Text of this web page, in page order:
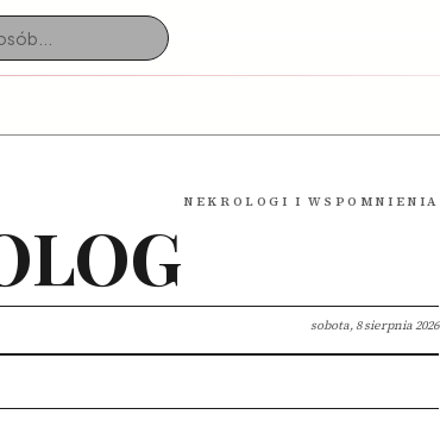
NEKROLOGI I WSPOMNIENIA
sobota, 8 sierpnia 2026